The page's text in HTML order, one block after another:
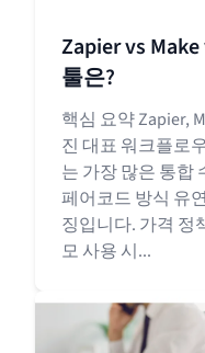
Zapier vs
툴은?
핵심 요약 Zapier,
진 대표 워크플로
는 가장 많은 통합
페어코드 방식 유
징입니다. 가격 정
모 사용 시...